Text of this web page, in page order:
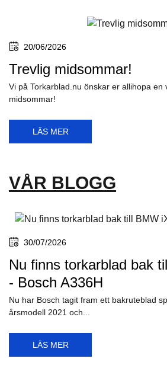
20/06/2026
Trevlig midsommar!
Vi på Torkarblad.nu önskar er allihopa en
midsommar!
LÄS MER
VÅR BLOGG
30/07/2026
Nu finns torkarblad bak
- Bosch A336H
Nu har Bosch tagit fram ett bakruteblad
årsmodell 2021 och...
LÄS MER